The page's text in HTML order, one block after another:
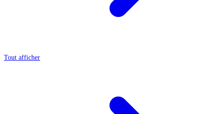
Tout afficher